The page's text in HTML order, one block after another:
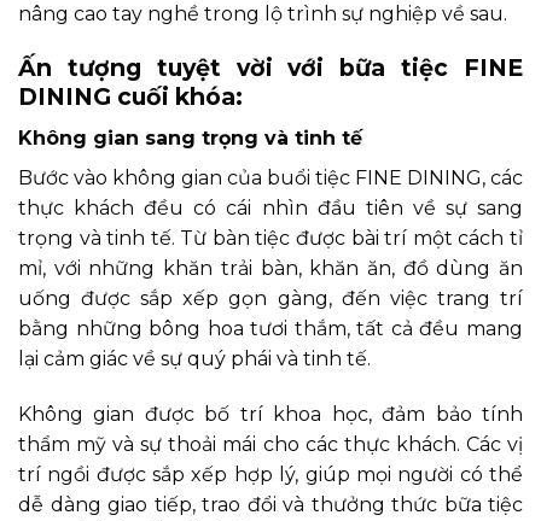
nâng cao tay nghề trong lộ trình sự nghiệp về sau.
Ấn tượng tuyệt vời với bữa tiệc FINE
DINING cuối khóa:
Không gian sang trọng và tinh tế
Bước vào không gian của buổi tiệc FINE DINING, các
thực khách đều có cái nhìn đầu tiên về sự sang
trọng và tinh tế. Từ bàn tiệc được bài trí một cách tỉ
mỉ, với những khăn trải bàn, khăn ăn, đồ dùng ăn
uống được sắp xếp gọn gàng, đến việc trang trí
bằng những bông hoa tươi thắm, tất cả đều mang
lại cảm giác về sự quý phái và tinh tế.
Không gian được bố trí khoa học, đảm bảo tính
thẩm mỹ và sự thoải mái cho các thực khách. Các vị
trí ngồi được sắp xếp hợp lý, giúp mọi người có thể
dễ dàng giao tiếp, trao đổi và thưởng thức bữa tiệc